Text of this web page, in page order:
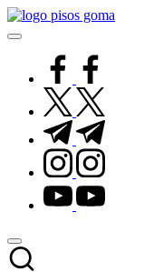
Saltar
al
facebook.com
twitter.com
t.me
instagram.com
youtube.com